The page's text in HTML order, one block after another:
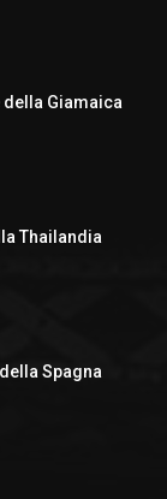
della Giamaica
Thailandia
Spagna